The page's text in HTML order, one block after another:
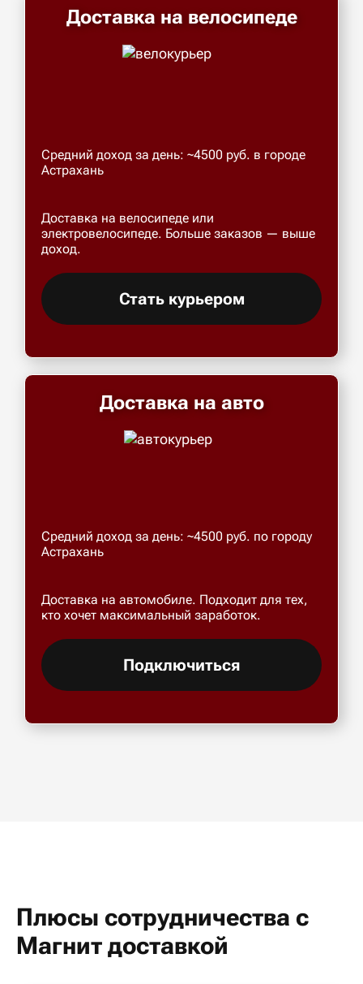
Доставка на велосипеде
Средний доход за день: ~4500 руб. в городе
Астрахань
Доставка на велосипеде или
электровелосипеде. Больше заказов — выше
доход.
Стать курьером
Доставка на авто
Средний доход за день: ~4500 руб. по городу
Астрахань
Доставка на автомобиле. Подходит для тех,
кто хочет максимальный заработок.
Подключиться
Плюсы сотрудничества с
Магнит доставкой